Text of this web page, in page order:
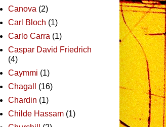
Canova (2)
Carl Bloch (1)
Carlo Carra (1)
Caspar David Friedrich
(4)
Caymmi (1)
Chagall
(16)
Chardin (1)
Childe Hassam (1)